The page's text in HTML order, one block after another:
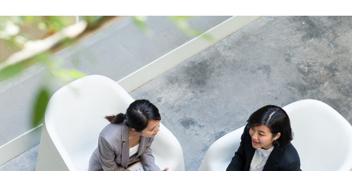
き
ま
す）
き
ま
す）
き
ま
す）